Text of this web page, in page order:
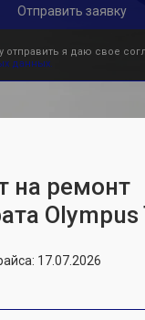
Отправить заявку
отправить я даю свое
данных.
на ремонт
Olympus
17.07.2026